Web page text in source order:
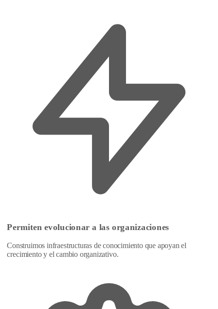
Permiten evolucionar a las organizaciones
Construimos infraestructuras de conocimiento que apoyan el
crecimiento y el cambio organizativo.